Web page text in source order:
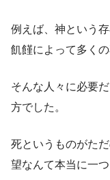
例えば、神という
飢饉によって多く
そんな人々に必要
方でした。
死というものがた
望なんて本当に一